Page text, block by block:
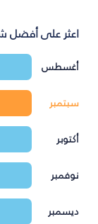
اعثر على أفضل
أغسطس
سبتمبر
أكتوبر
نوفمبر
ديسمبر